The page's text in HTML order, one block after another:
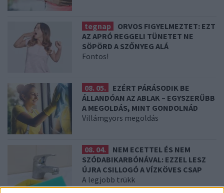
tegnap
ORVOS FIGYELMEZTET: EZT
AZ APRÓ REGGELI TÜNETET NE
SÖPÖRD A SZŐNYEG ALÁ
Fontos!
08. 05.
EZÉRT PÁRÁSODIK BE
ÁLLANDÓAN AZ ABLAK – EGYSZERŰBB
A MEGOLDÁS, MINT GONDOLNÁD
Villámgyors megoldás
08. 04.
NEM ECETTEL ÉS NEM
SZÓDABIKARBÓNÁVAL: EZZEL LESZ
ÚJRA CSILLOGÓ A VÍZKÖVES CSAP
A legjobb trükk